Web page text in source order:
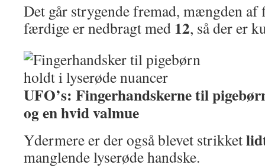
Det går strygende fremad, mængden
færdige er nedbragt med 12, så der er
UFO’s: Fingerhandskerne til
og en hvid valmue
Ydermere er der også blevet strikket
manglende lyserøde handske.